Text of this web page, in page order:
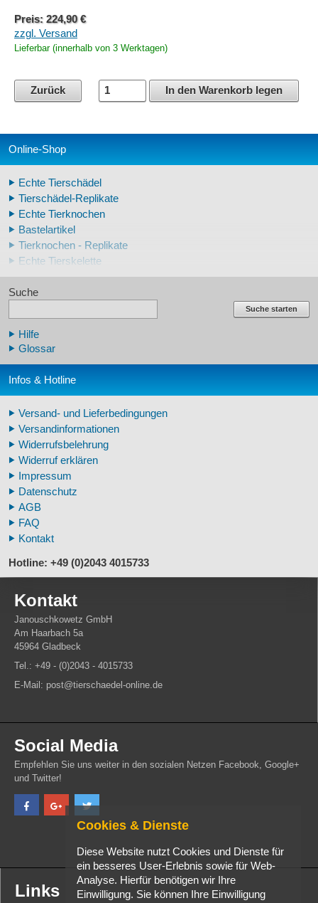
Preis: 224,90 €
zzgl. Versand
Lieferbar (innerhalb von 3 Werktagen)
Zurück In den Warenkorb legen
Online-Shop
Echte Tierschädel
Tierschädel-Replikate
Echte Tierknochen
Bastelartikel
Tierknochen - Replikate
Echte Tierskelette
Echte Tierzähne
Krallen- und Zahnreplikate
Schädelreplikate Mensch
Knochenreplikate Mensch
Arm-/Beinskelette Mensch
Zähne Warzenschwein
Veterinär - Lehrmittel
Fossilreplikate Mensch
Pferdemähnen
Fußspuren museal
Tierhörner
Suche
Suche starten
Hilfe
Glossar
Infos & Hotline
Versand- und Lieferbedingungen
Versandinformationen
Widerrufsbelehrung
Widerruf erklären
Impressum
Datenschutz
AGB
FAQ
Kontakt
Hotline: +49 (0)2043 4015733
Kontakt
Janouschkowetz GmbH
Am Haarbach 5a
45964 Gladbeck
Tel.: +49 - (0)2043 - 4015733
E-Mail: post@tierschaedel-online.de
Social Media
Empfehlen Sie uns weiter in den sozialen Netzen Facebook, Google+
und Twitter!
Links
Cookies & Dienste
Diese Website nutzt Cookies und Dienste für
ein besseres User-Erlebnis sowie für Web-
Analyse. Hierfür benötigen wir Ihre
Einwilligung. Sie können Ihre Einwilligung